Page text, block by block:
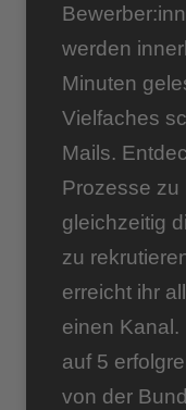
werden
Minuten
Vielfaches
Mails.
Prozesse zu
gleichzeitig
zu
erreicht ihr
einen Kanal.
auf 5
von der